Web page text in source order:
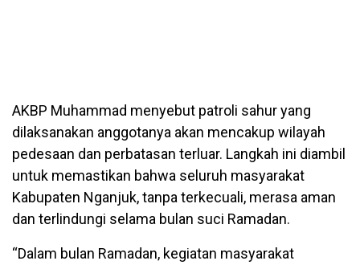
AKBP Muhammad menyebut patroli sahur yang
dilaksanakan anggotanya akan mencakup wilayah
pedesaan dan perbatasan terluar. Langkah ini diambil
untuk memastikan bahwa seluruh masyarakat
Kabupaten Nganjuk, tanpa terkecuali, merasa aman
dan terlindungi selama bulan suci Ramadan.
“Dalam bulan Ramadan, kegiatan masyarakat